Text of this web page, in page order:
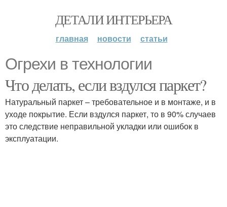
ДЕТАЛИ ИНТЕРЬЕРА
главная новости статьи
Огрехи в технологии
Что делать, если вздулся паркет?
Натуральный паркет – требовательное и в монтаже, и в
уходе покрытие. Если вздулся паркет, то в 90% случаев
это следствие неправильной укладки или ошибок в
эксплуатации.